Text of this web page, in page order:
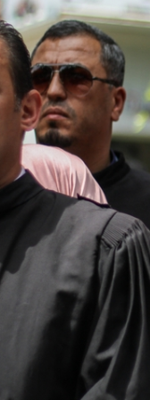
SAUDI ARABIA
SUDAN
SYRIA
TUNISIA
UNITED ARAB
YEMEN